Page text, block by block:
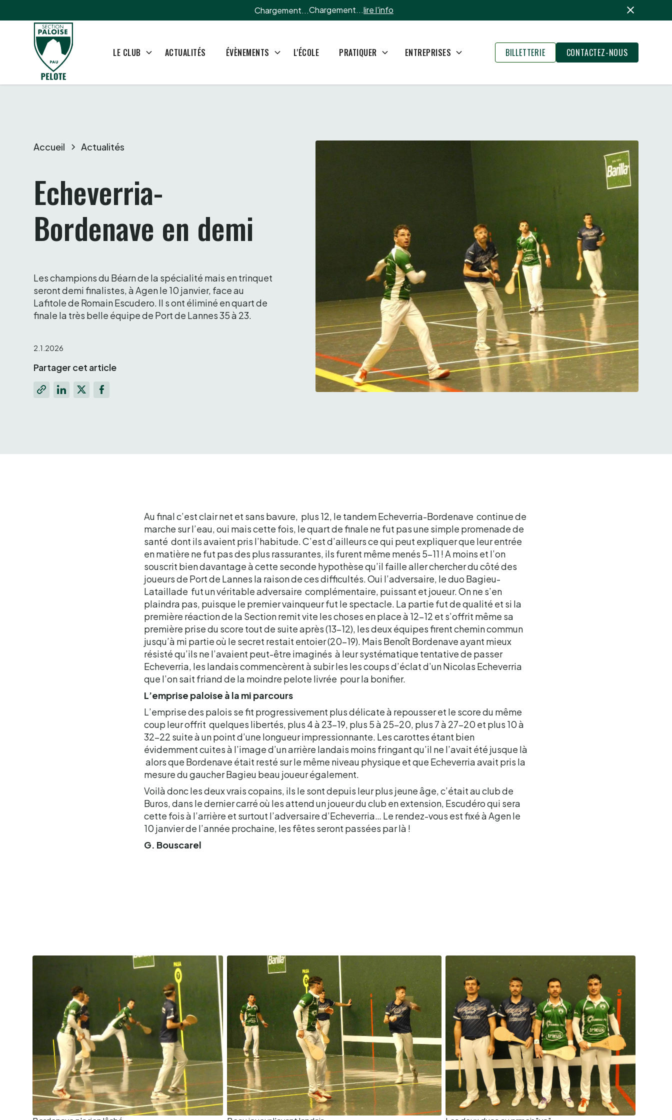
Chargement...Chargement...lire l'info
LE CLUB ACTUALITÉS ÉVÈNEMENTS L'ÉCOLE PRATIQUER ENTREPRISES BILLETTERIE CONTACTEZ-NOUS
Accueil Actualités
Echeverria-
Bordenave en demi
Les champions du Béarn de la spécialité mais en trinquet
seront demi finalistes, à Agen le 10 janvier, face au
Lafitole de Romain Escudero. Il s ont éliminé en quart de
finale la très belle équipe de Port de Lannes 35 à 23.
2.1.2026
Partager cet article
Au final c’est clair net et sans bavure, plus 12, le tandem Echeverria-Bordenave continue de
marche sur l’eau, oui mais cette fois, le quart de finale ne fut pas une simple promenade de
santé dont ils avaient pris l’habitude. C’est d’ailleurs ce qui peut expliquer que leur entrée
en matière ne fut pas des plus rassurantes, ils furent même menés 5-11 ! A moins et l’on
souscrit bien davantage à cette seconde hypothèse qu’il faille aller chercher du côté des
joueurs de Port de Lannes la raison de ces difficultés. Oui l’adversaire, le duo Bagieu-
Lataillade fut un véritable adversaire complémentaire, puissant et joueur. On ne s’en
plaindra pas, puisque le premier vainqueur fut le spectacle. La partie fut de qualité et si la
première réaction de la Section remit vite les choses en place à 12-12 et s’offrit même sa
première prise du score tout de suite après (13-12), les deux équipes firent chemin commun
jusqu’à mi partie où le secret restait entoier (20-19). Mais Benoît Bordenave ayant mieux
résisté qu’ils ne l’avaient peut-être imaginés à leur systématique tentative de passer
Echeverria, les landais commencèrent à subir les les coups d’éclat d’un Nicolas Echeverria
que l’on sait friand de la moindre pelote livrée pour la bonifier.
L’emprise paloise à la mi parcours
L’emprise des palois se fit progressivement plus délicate à repousser et le score du même
coup leur offrit quelques libertés, plus 4 à 23-19, plus 5 à 25-20, plus 7 à 27-20 et plus 10 à
32-22 suite à un point d’une longueur impressionnante. Les carottes étant bien
évidemment cuites à l’image d’un arrière landais moins fringant qu’il ne l’avait été jusque là
alors que Bordenave était resté sur le même niveau physique et que Echeverria avait pris la
mesure du gaucher Bagieu beau joueur également.
Voilà donc les deux vrais copains, ils le sont depuis leur plus jeune âge, c’était au club de
Buros, dans le dernier carré où les attend un joueur du club en extension, Escudéro qui sera
cette fois à l’arrière et surtout l’adversaire d’Echeverria… Le rendez-vous est fixé à Agen le
10 janvier de l’année prochaine, les fêtes seront passées par là !
G. Bouscarel